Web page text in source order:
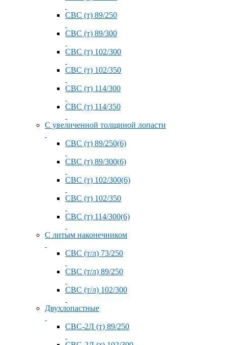
СВС (т) 89/250
СВС (т) 89/300
СВС (т) 102/300
СВС (т) 102/350
СВС (т) 114/300
СВС (т) 114/350
С увеличенной толщиной лопасти
СВС (т) 89/250(6)
СВС (т) 89/300(6)
СВС (т) 102/300(6)
СВС (т) 102/350
СВС (т) 114/300(6)
С литым наконечником
СВС (т/л) 73/250
СВС (т/л) 89/250
СВС (т/л) 102/300
Двухлопастные
СВС-2Л (т) 89/250